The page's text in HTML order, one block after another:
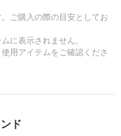
ご購入の際の目安としてお
に表示されません。
用アイテムをご確認くださ
ド